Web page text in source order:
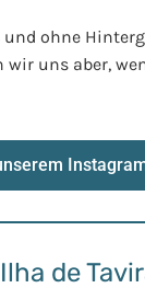
und ohne
wir uns aber,
de